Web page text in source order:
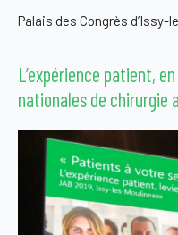
Palais des Congrès d’Issy-
L’expérience patient,
nationales de chirurgie